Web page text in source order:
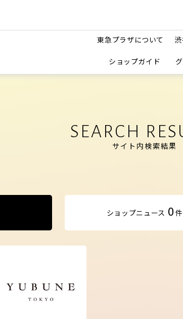
東急プラザについて
ショップガイド
SEARCH
サイト内検索結果
ショップニュース 0 件